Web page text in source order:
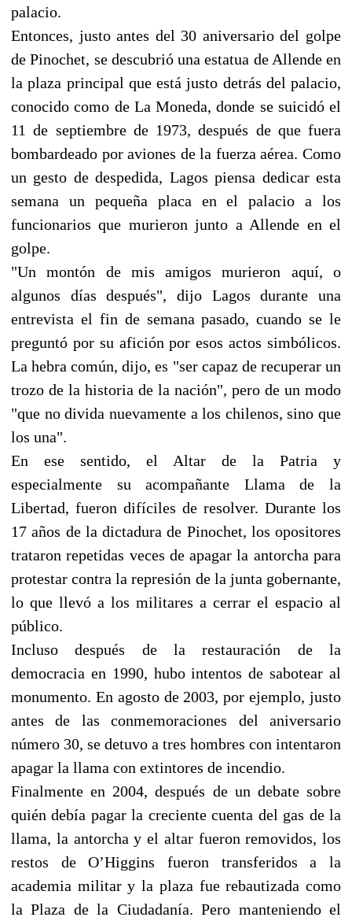
palacio.
Entonces, justo antes del 30 aniversario del golpe
de Pinochet, se descubrió una estatua de Allende en
la plaza principal que está justo detrás del palacio,
conocido como de La Moneda, donde se suicidó el
11 de septiembre de 1973, después de que fuera
bombardeado por aviones de la fuerza aérea. Como
un gesto de despedida, Lagos piensa dedicar esta
semana un pequeña placa en el palacio a los
funcionarios que murieron junto a Allende en el
golpe.
"Un montón de mis amigos murieron aquí, o
algunos días después", dijo Lagos durante una
entrevista el fin de semana pasado, cuando se le
preguntó por su afición por esos actos simbólicos.
La hebra común, dijo, es "ser capaz de recuperar un
trozo de la historia de la nación", pero de un modo
"que no divida nuevamente a los chilenos, sino que
los una".
En ese sentido, el Altar de la Patria y
especialmente su acompañante Llama de la
Libertad, fueron difíciles de resolver. Durante los
17 años de la dictadura de Pinochet, los opositores
trataron repetidas veces de apagar la antorcha para
protestar contra la represión de la junta gobernante,
lo que llevó a los militares a cerrar el espacio al
público.
Incluso después de la restauración de la
democracia en 1990, hubo intentos de sabotear al
monumento. En agosto de 2003, por ejemplo, justo
antes de las conmemoraciones del aniversario
número 30, se detuvo a tres hombres con intentaron
apagar la llama con extintores de incendio.
Finalmente en 2004, después de un debate sobre
quién debía pagar la creciente cuenta del gas de la
llama, la antorcha y el altar fueron removidos, los
restos de O’Higgins fueron transferidos a la
academia militar y la plaza fue rebautizada como
la Plaza de la Ciudadanía. Pero manteniendo el